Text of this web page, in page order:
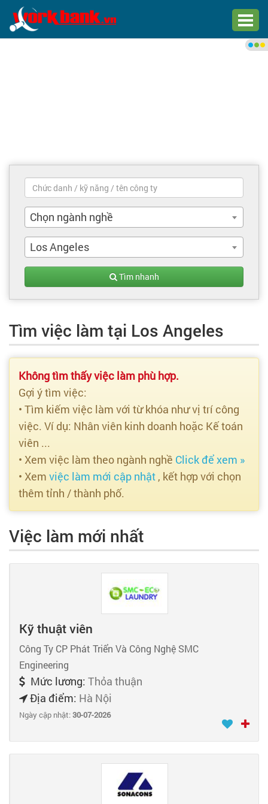
Việc làm mới nhất
Tìm việc làm
Tạo hồ sơ
Cẩm nang việc làm
Bạn cần tuyển người
Nhà tuyển dụng
Chọn ngành nghề
Los Angeles
Tìm nhanh
Tìm việc làm tại Los Angeles
Không tìm thấy việc làm phù hợp.
Gợi ý tìm việc:
• Tìm kiếm việc làm với từ khóa như vị trí công
việc. Ví dụ: Nhân viên kinh doanh hoặc Kế toán
viên ...
• Xem việc làm theo ngành nghề Click để xem »
• Xem việc làm mới cập nhật , kết hợp với chọn
thêm tỉnh / thành phố.
Việc làm mới nhất
Kỹ thuật viên
Công Ty CP Phát Triển Và Công Nghệ SMC
Engineering
Mức lương: Thỏa thuận
Địa điểm: Hà Nội
Ngày cập nhật:30-07-2026